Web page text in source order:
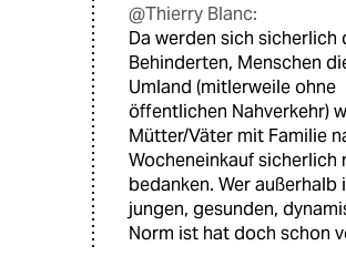
@Thierry Blanc:
Da werden sich sicherlich
Behinderten, Menschen
Umland (mitlerweile ohne
öffentlichen Nahverkehr)
Mütter/Väter mit Familie
Wocheneinkauf sicherlich
bedanken. Wer außerhalb
jungen, gesunden,
Norm ist hat doch schon